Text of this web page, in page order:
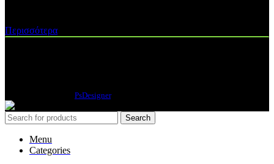
Περισσότερα
PsDesigner.
Search
Menu
Categories